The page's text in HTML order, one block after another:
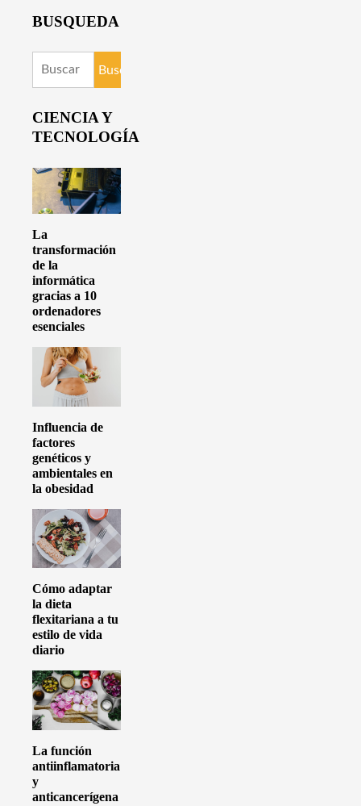
BUSQUEDA
Buscar:
CIENCIA Y
TECNOLOGÍA
La
transformación
de la
informática
gracias a 10
ordenadores
esenciales
Influencia de
factores
genéticos y
ambientales en
la obesidad
Cómo adaptar
la dieta
flexitariana a tu
estilo de vida
diario
La función
antiinflamatoria
y
anticancerígena